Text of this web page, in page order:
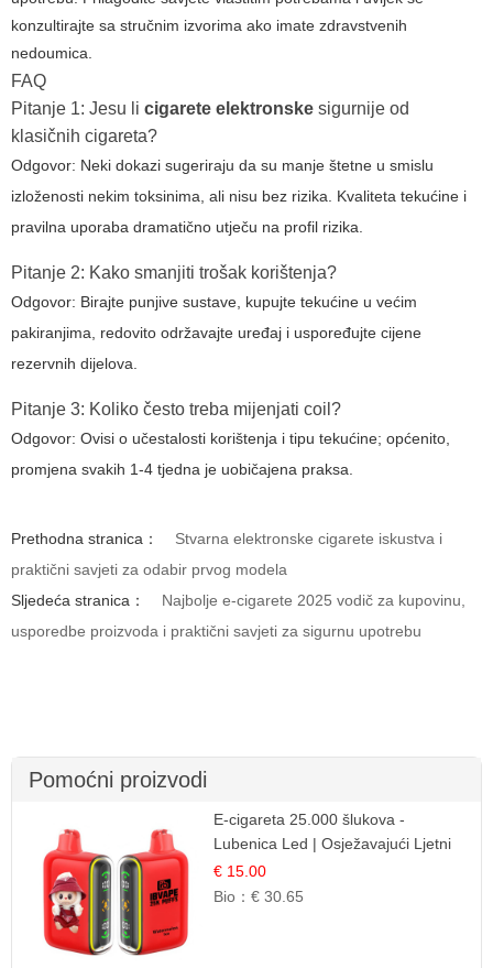
konzultirajte sa stručnim izvorima ako imate zdravstvenih
nedoumica.
FAQ
Pitanje 1: Jesu li cigarete elektronske sigurnije od
klasičnih cigareta?
Odgovor: Neki dokazi sugeriraju da su manje štetne u smislu
izloženosti nekim toksinima, ali nisu bez rizika. Kvaliteta tekućine i
pravilna uporaba dramatično utječu na profil rizika.
Pitanje 2: Kako smanjiti trošak korištenja?
Odgovor: Birajte punjive sustave, kupujte tekućine u većim
pakiranjima, redovito održavajte uređaj i uspoređujte cijene
rezervnih dijelova.
Pitanje 3: Koliko često treba mijenjati coil?
Odgovor: Ovisi o učestalosti korištenja i tipu tekućine; općenito,
promjena svakih 1-4 tjedna je uobičajena praksa.
Prethodna stranica：
Stvarna elektronske cigarete iskustva i
praktični savjeti za odabir prvog modela
Sljedeća stranica：
Najbolje e-cigarete 2025 vodič za kupovinu,
usporedbe proizvoda i praktični savjeti za sigurnu upotrebu
Pomoćni proizvodi
E-cigareta 25.000 šlukova -
Lubenica Led | Osježavajući Ljetni
Okus
€ 15.00
Bio：€ 30.65